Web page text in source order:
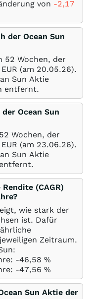
von -2,17
der Ocean Sun
52 Wochen, der
EUR (am 20.05.26).
Sun Aktie
entfernt.
Ocean Sun
Wochen, der
EUR (am 23.06.26).
Sun Aktie
(CAGR)
wie stark der
ist. Dafür
Zeitraum.
-46,58 %
-47,56 %
Sun Aktie der